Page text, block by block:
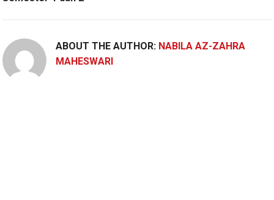
ABOUT THE AUTHOR: NABILA AZ-ZAHRA
MAHESWARI